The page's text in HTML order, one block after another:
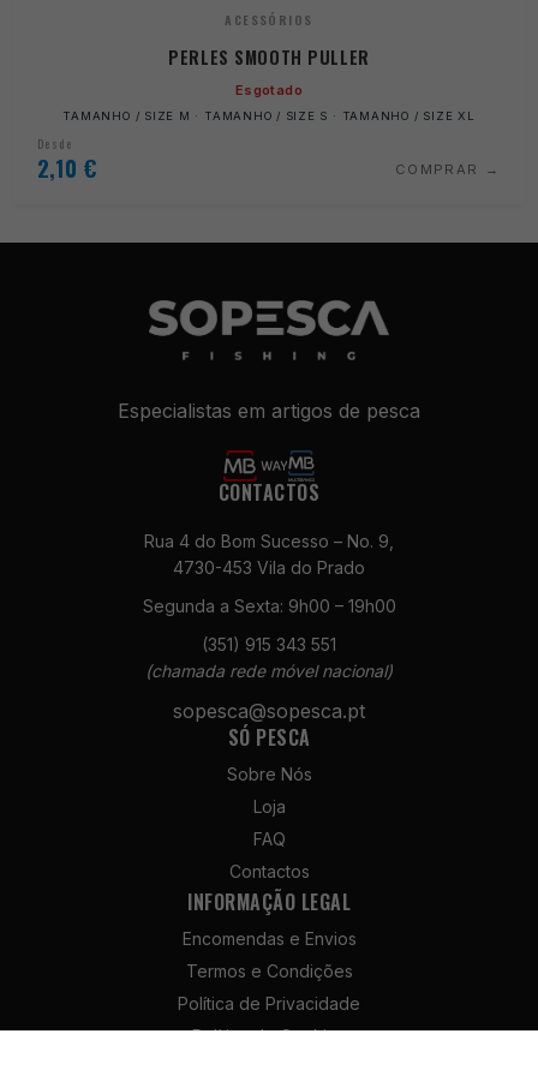
ACESSÓRIOS
PERLES SMOOTH PULLER
Esgotado
TAMANHO / SIZE M · TAMANHO / SIZE S · TAMANHO / SIZE XL
Desde
2,10 € COMPRAR
Especialistas em artigos de pesca
CONTACTOS
Rua 4 do Bom Sucesso – No. 9,
4730-453 Vila do Prado
Segunda a Sexta: 9h00 – 19h00
(351) 915 343 551
(chamada rede móvel nacional)
sopesca@sopesca.pt
SÓ PESCA
Sobre Nós
Loja
FAQ
Contactos
INFORMAÇÃO LEGAL
Encomendas e Envios
Termos e Condições
Política de Privacidade
Política de Cookies
Estes cookies
não são
opcionais. São
Estatísticas
Para que
possamos